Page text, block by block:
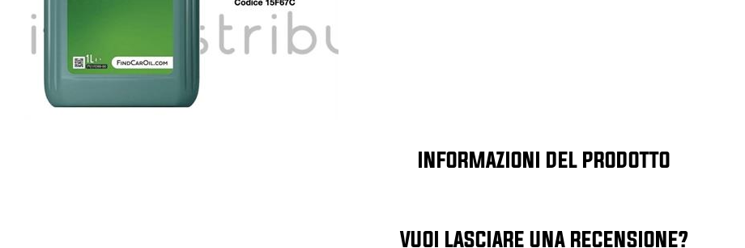
INFORMAZIONI DEL PRODOTTO
VUOI LASCIARE UNA RECENSIONE?